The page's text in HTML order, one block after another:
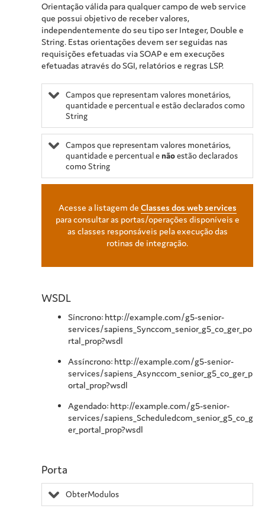
Orientação válida para qualquer campo de web service
que possui objetivo de receber valores,
independentemente do seu tipo ser Integer, Double e
String. Estas orientações devem ser seguidas nas
requisições efetuadas via SOAP e em execuções
efetuadas através do SGI, relatórios e regras LSP.
Campos que representam valores monetários,
quantidade e percentual e estão declarados como
String
Campos que representam valores monetários,
quantidade e percentual e nãoestão declarados
como String
Acesse a listagem de Classes dos web services
para consultar as portas/operações disponíveis e
as classes responsáveis pela execução das
rotinas de integração.
WSDL
Síncrono: http://example.com/g5-senior-
services/sapiens_Synccom_senior_g5_co_ger_po
rtal_prop?wsdl
Assíncrono: http://example.com/g5-senior-
services/sapiens_Asynccom_senior_g5_co_ger_p
ortal_prop?wsdl
Agendado: http://example.com/g5-senior-
services/sapiens_Scheduledcom_senior_g5_co_g
er_portal_prop?wsdl
Porta
ObterModulos